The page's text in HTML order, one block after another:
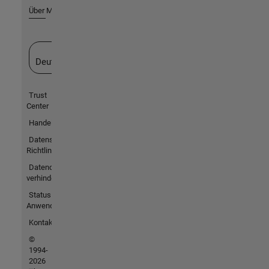
Über MathWorks
Deutschland
Trust
Center
Handelsmarken
Datenschutz-
Richtlinien
Datendiebstahl
verhindern
Status von
Anwendungen
Kontakt
©
1994-
2026